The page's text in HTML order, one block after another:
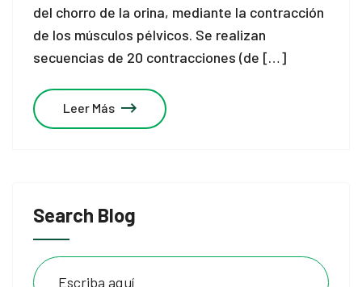
Search Blog
del chorro de la orina, mediante la contracción
de los músculos pélvicos. Se realizan
secuencias de 20 contracciones (de […]
Leer Más